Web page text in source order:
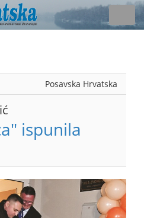
Posavska Hrvatska
ispunila